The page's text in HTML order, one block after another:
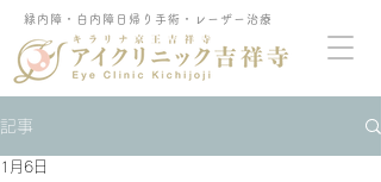
緑内障・白内障日帰り手術・レーザー治療
記事
1月6日